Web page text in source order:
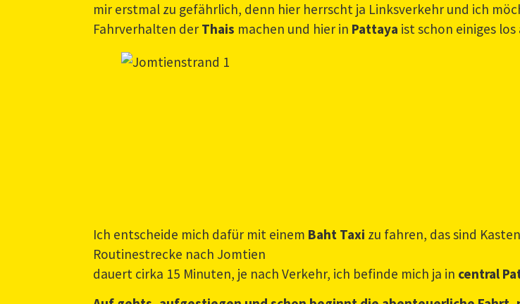
mir erstmal zu gefährlich, denn hier herrscht ja Linksverkehr und ich
Fahrverhalten der Thais machen und hier in Pattaya ist schon einiges
Ich entscheide mich dafür mit einem Baht Taxi zu fahren, das sind
Routinestrecke nach Jomtien
dauert cirka 15 Minuten, je nach Verkehr, ich befinde mich ja in central